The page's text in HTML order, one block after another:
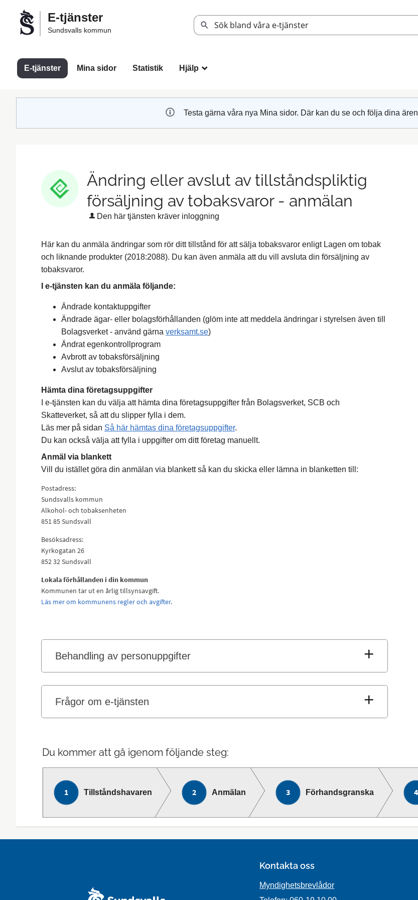
Välkommen
Sundsvalls
tjänster
E-tjänster
Sundsvalls kommun
E-tjänster Mina sidor Statistik Hjälp _
Testa gärna våra nya Mina sidor. Där kan du se och följa dina
Ändring eller avslut av tillståndspliktig
försäljning av tobaksvaror - anmälan
Den här tjänsten kräver inloggning
Här kan du anmäla ändringar som rör ditt tillstånd för att sälja tobaksvaror enligt Lagen om tobak
och liknande produkter (2018:2088). Du kan även anmäla att du vill avsluta din försäljning av
tobaksvaror.
I e-tjänsten kan du anmäla följande:
Ändrade kontaktuppgifter
Ändrade ägar- eller bolagsförhållanden (glöm inte att meddela ändringar i styrelsen även till
Bolagsverket - använd gärna verksamt.se)
Ändrat egenkontrollprogram
Avbrott av tobaksförsäljning
Avslut av tobaksförsäljning
Hämta dina företagsuppgifter
I e-tjänsten kan du välja att hämta dina företagsuppgifter från Bolagsverket, SCB och
Skatteverket, så att du slipper fylla i dem.
Läs mer på sidan Så här hämtas dina företagsuppgifter.
Du kan också välja att fylla i uppgifter om ditt företag manuellt.
Anmäl via blankett
Vill du istället göra din anmälan via blankett så kan du skicka eller lämna in blanketten till:
Postadress:
Sundsvalls kommun
Alkohol- och tobaksenheten
851 85 Sundsvall
Besöksadress:
Kyrkogatan 26
852 32 Sundsvall
Lokala förhållanden i din kommun
Kommunen tar ut en årlig tillsynsavgift.
Läs mer om kommunens regler och avgifter.
Behandling av personuppgifter
Frågor om e-tjänsten
Du kommer att gå igenom följande steg:
Tillståndshavaren Anmälan Förhandsgranska
Kontakta oss
Myndighetsbrevlådor